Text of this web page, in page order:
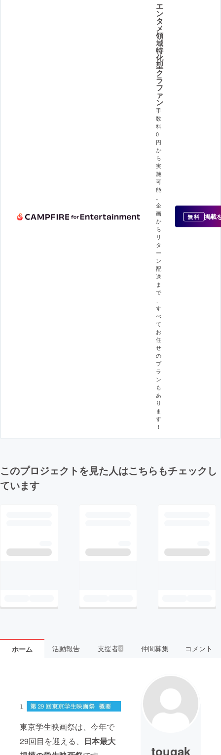
エ
ン
タ
メ
領
域
特
化
型
ク
ラ
フ
ァ
ン
手
数
料
0
円
か
ら
実
施
可
能
。
企
画
か
ら
リ
タ
ー
ン
配
送
ま
で
、
す
べ
て
お
任
せ
の
プ
ラ
ン
も
あ
り
ま
す
！
無料 掲載
このプロジェクトを見た人はこちらもチェックし
ています
ホーム 活動報告 支援者3 仲間募集 コメント
東京学生映画祭は、今年で
29回目を迎える、 日本最大
tougak